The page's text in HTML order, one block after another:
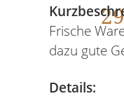
29
Frische
dazu gute
Details: